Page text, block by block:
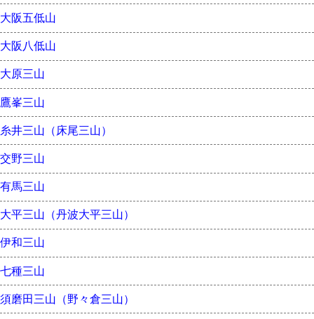
大阪五低山
大阪八低山
大原三山
鷹峯三山
糸井三山（床尾三山）
交野三山
有馬三山
大平三山（丹波大平三山）
伊和三山
七種三山
須磨田三山（野々倉三山）